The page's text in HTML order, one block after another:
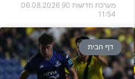
מערכת חדשות 90
06.08.2026
11:54
דף הבית